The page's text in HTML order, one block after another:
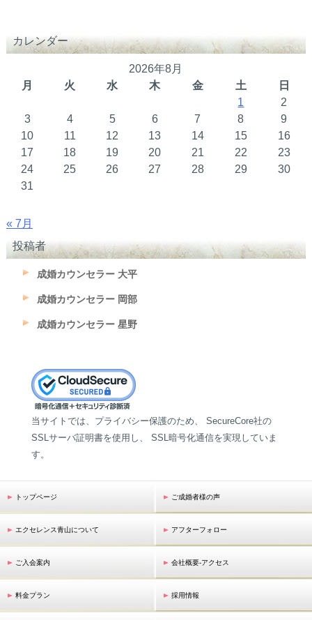
カレンダー
2026年8月
月
火 水 木 金 土
日
1
2
3
4 5 6 7 8
9
10
11 12 13 14 15
16
17
18 19 20 21 22
23
24
25 26 27 28 29
30
31
« 7月
投稿者
成婚カウンセラー 大平
成婚カウンセラー 岡部
成婚カウンセラー 星野
当サイトでは、プライバシー保護のため、 SecureCore社の
SSLサーバ証明書を使用し、 SSL暗号化通信を実現していま
す。
トップページ
エクセレンス青山について
ご入会案内
料金プラン
ご成婚者様の声
アフターフォロー
会社概要-アクセス
採用情報